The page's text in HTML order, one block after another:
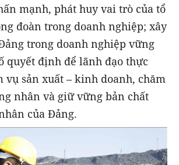
mạnh, phát huy vai trò của tổ
đoàn trong doanh nghiệp; xây
trong doanh nghiệp vững
quyết định để lãnh đạo thực
vụ sản xuất – kinh doanh, chăm
nhân và giữ vững bản chất
của Đảng.